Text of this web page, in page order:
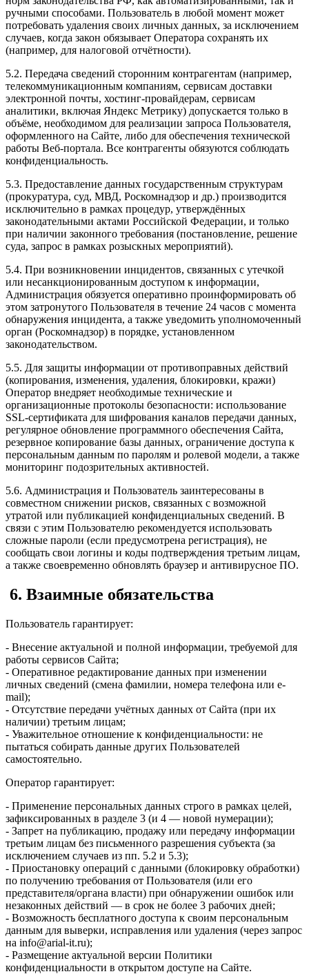
ручными способами. Пользователь в любой момент может
потребовать удаления своих личных данных, за исключением
случаев, когда закон обязывает Оператора сохранять их
(например, для налоговой отчётности).
5.2. Передача сведений сторонним контрагентам (например,
телекоммуникационным компаниям, сервисам доставки
электронной почты, хостинг-провайдерам, сервисам
аналитики, включая Яндекс Метрику) допускается только в
объёме, необходимом для реализации запроса Пользователя,
оформленного на Сайте, либо для обеспечения технической
работы Веб-портала. Все контрагенты обязуются соблюдать
конфиденциальность.
5.3. Предоставление данных государственным структурам
(прокуратура, суд, МВД, Роскомнадзор и др.) производится
исключительно в рамках процедур, утверждённых
законодательными актами Российской Федерации, и только
при наличии законного требования (постановление, решение
суда, запрос в рамках розыскных мероприятий).
5.4. При возникновении инцидентов, связанных с утечкой
или несанкционированным доступом к информации,
Администрация обязуется оперативно проинформировать об
этом затронутого Пользователя в течение 24 часов с момента
обнаружения инцидента, а также уведомить уполномоченный
орган (Роскомнадзор) в порядке, установленном
законодательством.
5.5. Для защиты информации от противоправных действий
(копирования, изменения, удаления, блокировки, кражи)
Оператор внедряет необходимые технические и
организационные протоколы безопасности: использование
SSL-сертификата для шифрования каналов передачи данных,
регулярное обновление программного обеспечения Сайта,
резервное копирование базы данных, ограничение доступа к
персональным данным по паролям и ролевой модели, а также
мониторинг подозрительных активностей.
5.6. Администрация и Пользователь заинтересованы в
совместном снижении рисков, связанных с возможной
утратой или публикацией конфиденциальных сведений. В
связи с этим Пользователю рекомендуется использовать
сложные пароли (если предусмотрена регистрация), не
сообщать свои логины и коды подтверждения третьим лицам,
а также своевременно обновлять браузер и антивирусное ПО.
6. Взаимные обязательства
Пользователь гарантирует:
- Внесение актуальной и полной информации, требуемой для
работы сервисов Сайта;
- Оперативное редактирование данных при изменении
личных сведений (смена фамилии, номера телефона или e-
mail);
- Отсутствие передачи учётных данных от Сайта (при их
наличии) третьим лицам;
- Уважительное отношение к конфиденциальности: не
пытаться собирать данные других Пользователей
самостоятельно.
Оператор гарантирует:
- Применение персональных данных строго в рамках целей,
зафиксированных в разделе 3 (и 4 — новой нумерации);
- Запрет на публикацию, продажу или передачу информации
третьим лицам без письменного разрешения субъекта (за
исключением случаев из пп. 5.2 и 5.3);
- Приостановку операций с данными (блокировку обработки)
по получению требования от Пользователя (или его
представителя/органа власти) при обнаружении ошибок или
незаконных действий — в срок не более 3 рабочих дней;
- Возможность бесплатного доступа к своим персональным
данным для выверки, исправления или удаления (через запрос
на info@arial-it.ru);
- Размещение актуальной версии Политики
конфиденциальности в открытом доступе на Сайте.